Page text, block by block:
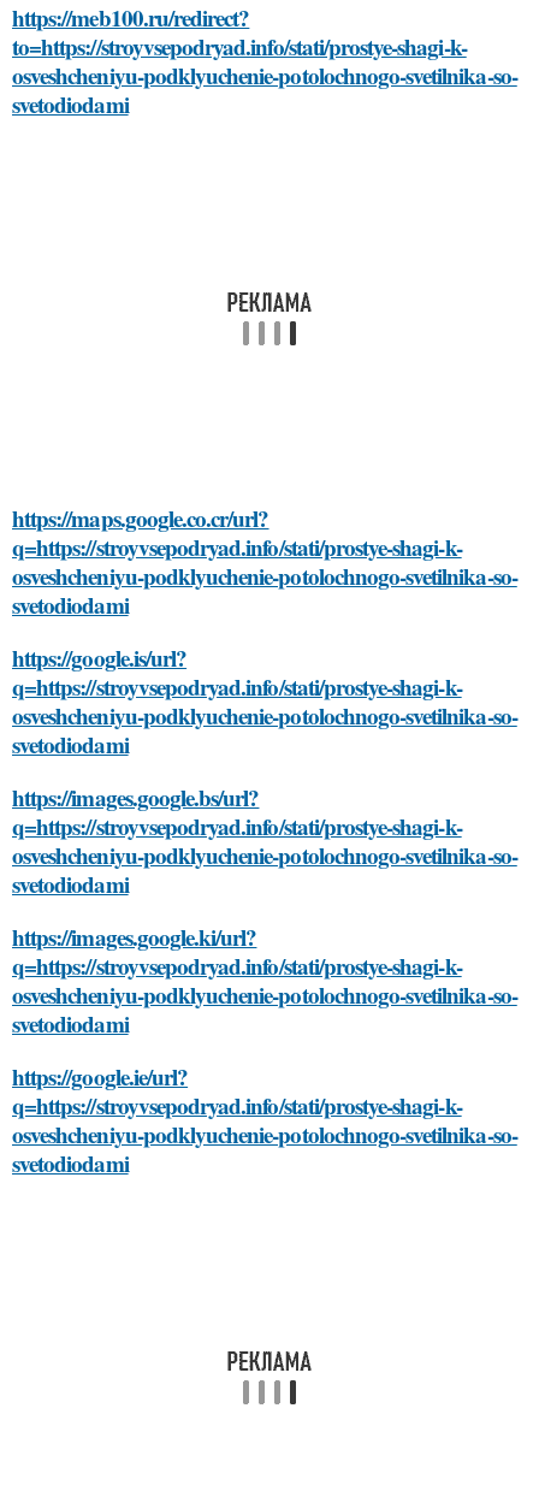
https://meb100.ru/redirect?
to=https://stroyvsepodryad.info/stati/prostye-shagi-k-
osveshcheniyu-podklyuchenie-potolochnogo-svetilnika-so-
svetodiodami
https://maps.google.co.cr/url?
q=https://stroyvsepodryad.info/stati/prostye-shagi-k-
osveshcheniyu-podklyuchenie-potolochnogo-svetilnika-so-
svetodiodami
https://google.is/url?
q=https://stroyvsepodryad.info/stati/prostye-shagi-k-
osveshcheniyu-podklyuchenie-potolochnogo-svetilnika-so-
svetodiodami
https://images.google.bs/url?
q=https://stroyvsepodryad.info/stati/prostye-shagi-k-
osveshcheniyu-podklyuchenie-potolochnogo-svetilnika-so-
svetodiodami
https://images.google.ki/url?
q=https://stroyvsepodryad.info/stati/prostye-shagi-k-
osveshcheniyu-podklyuchenie-potolochnogo-svetilnika-so-
svetodiodami
https://google.ie/url?
q=https://stroyvsepodryad.info/stati/prostye-shagi-k-
osveshcheniyu-podklyuchenie-potolochnogo-svetilnika-so-
svetodiodami